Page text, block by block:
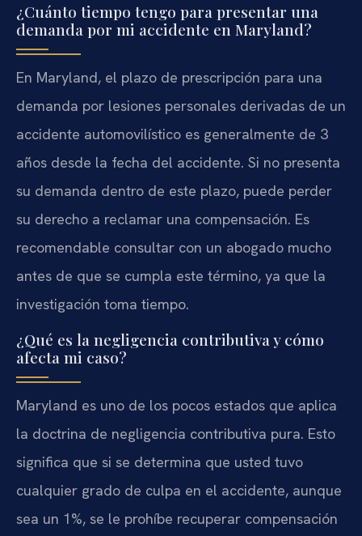
¿Cuánto tiempo tengo para presentar una
demanda por mi accidente en Maryland?
En Maryland, el plazo de prescripción para una
demanda por lesiones personales derivadas de un
accidente automovilístico es generalmente de 3
años desde la fecha del accidente. Si no presenta
su demanda dentro de este plazo, puede perder
su derecho a reclamar una compensación. Es
recomendable consultar con un abogado mucho
antes de que se cumpla este término, ya que la
investigación toma tiempo.
¿Qué es la negligencia contributiva y cómo
afecta mi caso?
Maryland es uno de los pocos estados que aplica
la doctrina de negligencia contributiva pura. Esto
significa que si se determina que usted tuvo
cualquier grado de culpa en el accidente, aunque
sea un 1%, se le prohíbe recuperar compensación